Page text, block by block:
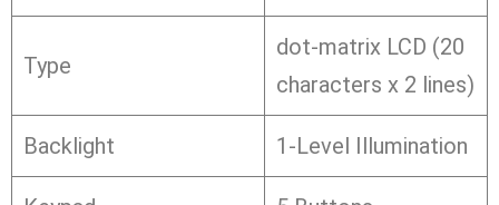
Type
dot-matrix LCD (20
characters x 2 lines)
Backlight 1-Level Illumination